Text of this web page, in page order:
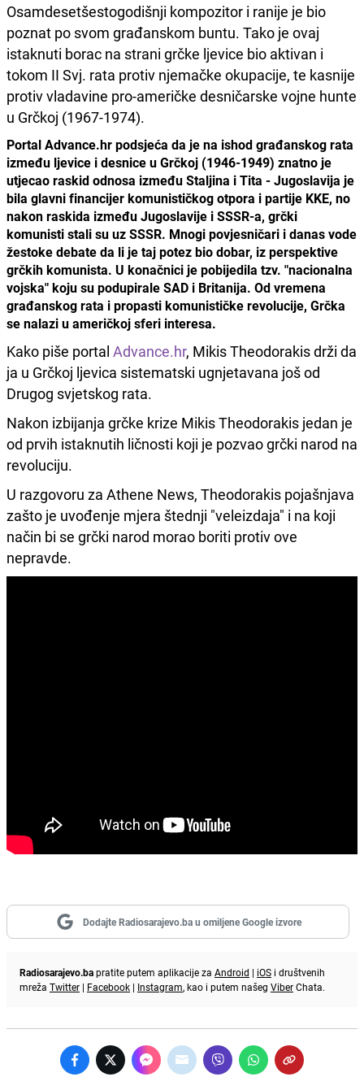
Osamdesetšestogodišnji kompozitor i ranije je bio
poznat po svom građanskom buntu. Tako je ovaj
istaknuti borac na strani grčke ljevice bio aktivan i
tokom II Svj. rata protiv njemačke okupacije, te kasnije
protiv vladavine pro-američke desničarske vojne hunte
u Grčkoj (1967-1974).
Portal Advance.hr podsjeća da je na ishod građanskog rata
između ljevice i desnice u Grčkoj (1946-1949) znatno je
utjecao raskid odnosa između Staljina i Tita - Jugoslavija je
bila glavni financijer komunističkog otpora i partije KKE, no
nakon raskida između Jugoslavije i SSSR-a, grčki
komunisti stali su uz SSSR. Mnogi povjesničari i danas vode
žestoke debate da li je taj potez bio dobar, iz perspektive
grčkih komunista. U konačnici je pobijedila tzv. "nacionalna
vojska" koju su podupirale SAD i Britanija. Od vremena
građanskog rata i propasti komunističke revolucije, Grčka
se nalazi u američkoj sferi interesa.
Kako piše portal Advance.hr, Mikis Theodorakis drži da
ja u Grčkoj ljevica sistematski ugnjetavana još od
Drugog svjetskog rata.
Nakon izbijanja grčke krize Mikis Theodorakis jedan je
od prvih istaknutih ličnosti koji je pozvao grčki narod na
revoluciju.
U razgovoru za Athene News, Theodorakis pojašnjava
zašto je uvođenje mjera štednji "veleizdaja" i na koji
način bi se grčki narod morao boriti protiv ove
nepravde.
Dodajte Radiosarajevo.ba u omiljene Google izvore
Radiosarajevo.bapratite putem aplikacije za Android | iOS i društvenih
mreža Twitter | Facebook | Instagram, kao i putem našeg ViberChata.